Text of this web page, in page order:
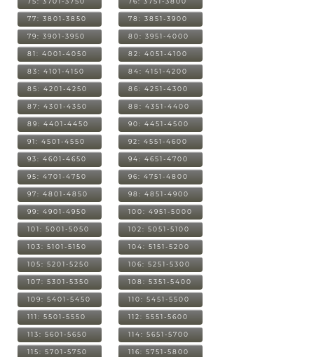
77: 3801-3850 78: 3851-3900
79: 3901-3950 80: 3951-4000
81: 4001-4050 82: 4051-4100
83: 4101-4150 84: 4151-4200
85: 4201-4250 86: 4251-4300
87: 4301-4350 88: 4351-4400
89: 4401-4450 90: 4451-4500
91: 4501-4550 92: 4551-4600
93: 4601-4650 94: 4651-4700
95: 4701-4750 96: 4751-4800
97: 4801-4850 98: 4851-4900
99: 4901-4950 100: 4951-5000
101: 5001-5050 102: 5051-5100
103: 5101-5150 104: 5151-5200
105: 5201-5250 106: 5251-5300
107: 5301-5350 108: 5351-5400
109: 5401-5450 110: 5451-5500
111: 5501-5550 112: 5551-5600
113: 5601-5650 114: 5651-5700
115: 5701-5750 116: 5751-5800